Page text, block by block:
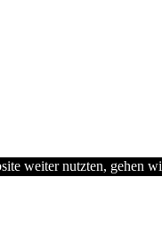
weiter nutzten, gehen